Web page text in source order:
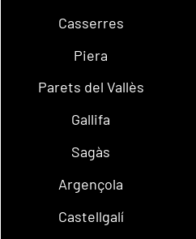
Casserres
Piera
Parets del Vallès
Gallifa
Sagàs
Argençola
Castellgalí